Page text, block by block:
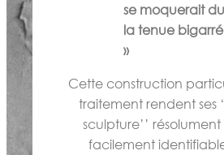
se moquerait
la tenue
»
Cette construction
traitement rendent ses
sculpture’’ résolument
facilement